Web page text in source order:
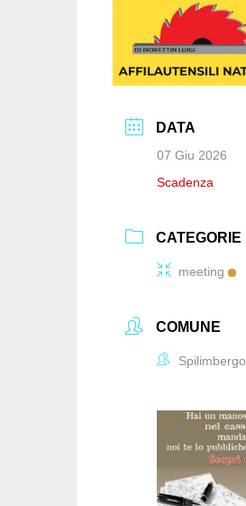
DATA
07 Giu 2026
Scadenza
CATEGORIE
meeting
COMUNE
Spilimbergo